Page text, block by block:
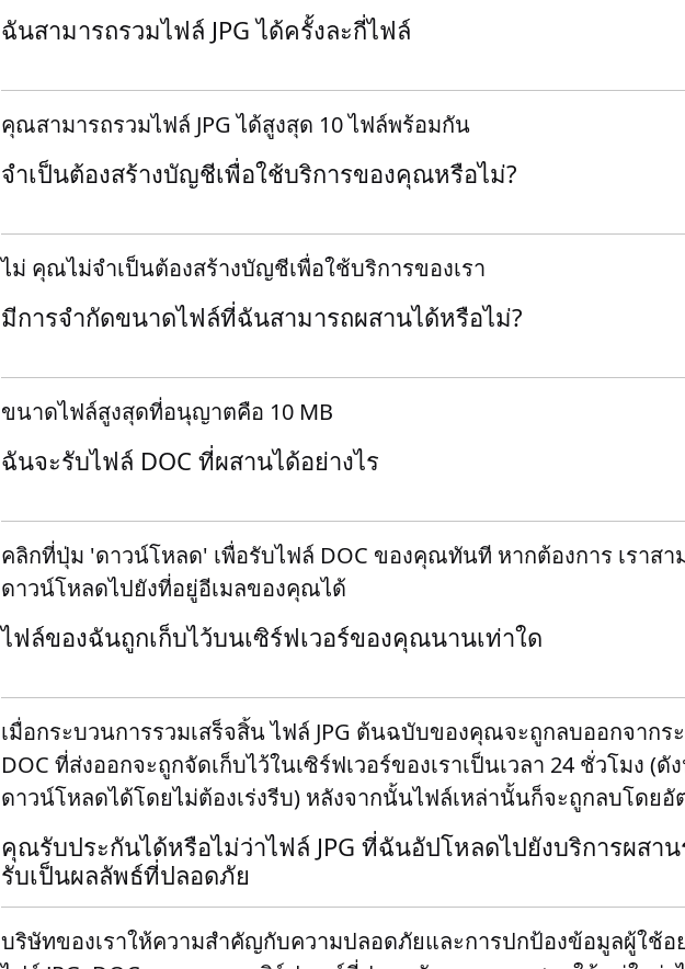
ฉันสามารถรวมไฟล์ JPG ได้ครั้งละกี่ไฟล์
คุณสามารถรวมไฟล์ JPG ได้สูงสุด 10 ไฟล์พร้อมกัน
จำเป็นต้องสร้างบัญชีเพื่อใช้บริการของคุณหรือไม่?
ไม่ คุณไม่จำเป็นต้องสร้างบัญชีเพื่อใช้บริการของเรา
มีการจำกัดขนาดไฟล์ที่ฉันสามารถผสานได้หรือไม่?
ขนาดไฟล์สูงสุดที่อนุญาตคือ 10 MB
ฉันจะรับไฟล์ DOC ที่ผสานได้อย่างไร
คลิกที่ปุ่ม 'ดาวน์โหลด' เพื่อรับไฟล์ DOC ของคุณทันที หากต้องการ เราสา
ดาวน์โหลดไปยังที่อยู่อีเมลของคุณได้
ไฟล์ของฉันถูกเก็บไว้บนเซิร์ฟเวอร์ของคุณนานเท่าใด
เมื่อกระบวนการรวมเสร็จสิ้น ไฟล์ JPG ต้นฉบับของคุณจะถูกลบออกจากร
DOC ที่ส่งออกจะถูกจัดเก็บไว้ในเซิร์ฟเวอร์ของเราเป็นเวลา 24 ชั่วโมง (
ดาวน์โหลดได้โดยไม่ต้องเร่งรีบ) หลังจากนั้นไฟล์เหล่านั้นก็จะถูกลบโดย
คุณรับประกันได้หรือไม่ว่าไฟล์ JPG ที่ฉันอัปโหลดไปยังบริการผสา
รับเป็นผลลัพธ์ที่ปลอดภัย
บริษัทของเราให้ความสำคัญกับความปลอดภัยและการปกป้องข้อมูลผู้ใช้อย่